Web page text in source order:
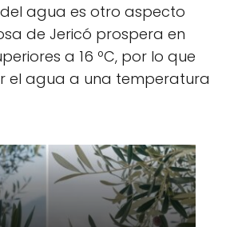
agua es otro aspecto
de Jericó prospera en
a 16 ºC, por lo que
el agua a una temperatura